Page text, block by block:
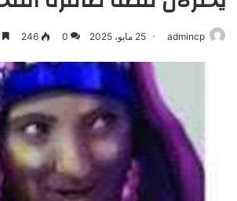
admincp 25 مايو، 2025 0
246